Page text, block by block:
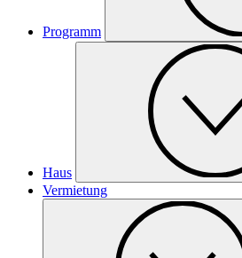
Programm
Haus
Vermietung